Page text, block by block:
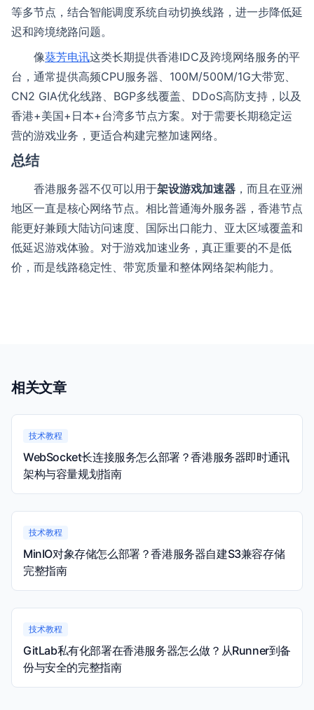
等多节点，结合智能调度系统自动切换线路，进一步降低延
迟和跨境绕路问题。
像葵芳电讯这类长期提供香港IDC及跨境网络服务的平
台，通常提供高频CPU服务器、100M/500M/1G大带宽、
CN2 GIA优化线路、BGP多线覆盖、DDoS高防支持，以及
香港+美国+日本+台湾多节点方案。对于需要长期稳定运
营的游戏业务，更适合构建完整加速网络。
总结
香港服务器不仅可以用于架设游戏加速器 ，而且在亚洲
地区一直是核心网络节点。相比普通海外服务器，香港节点
能更好兼顾大陆访问速度、国际出口能力、亚太区域覆盖和
低延迟游戏体验。对于游戏加速业务，真正重要的不是低
价，而是线路稳定性、带宽质量和整体网络架构能力。
相关文章
技术教程
WebSocket长连接服务怎么部署？香港服务器即时通讯
架构与容量规划指南
技术教程
MinIO对象存储怎么部署？香港服务器自建S3兼容存储
完整指南
技术教程
GitLab私有化部署在香港服务器怎么做？从Runner到备
份与安全的完整指南